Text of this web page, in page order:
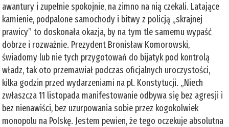
awantury i zupełnie spokojnie, na zimno na nią czekali. Latające
kamienie, podpalone samochody i bitwy z policją „skrajnej
prawicy” to doskonała okazja, by na tym tle samemu wypaść
dobrze i rozważnie. Prezydent Bronisław Komorowski,
świadomy lub nie tych przygotowań do bijatyk pod kontrolą
władz, tak oto przemawiał podczas oficjalnych uroczystości,
kilka godzin przed wydarzeniami na pl. Konstytucji. „Niech
zwłaszcza 11 listopada manifestowanie odbywa się bez agresji i
bez nienawiści, bez uzurpowania sobie przez kogokolwiek
monopolu na Polskę. Jestem pewien, że tego oczekuje absolutna